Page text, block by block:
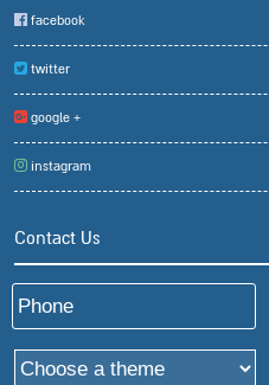
facebook
twitter
google +
instagram
Contact Us